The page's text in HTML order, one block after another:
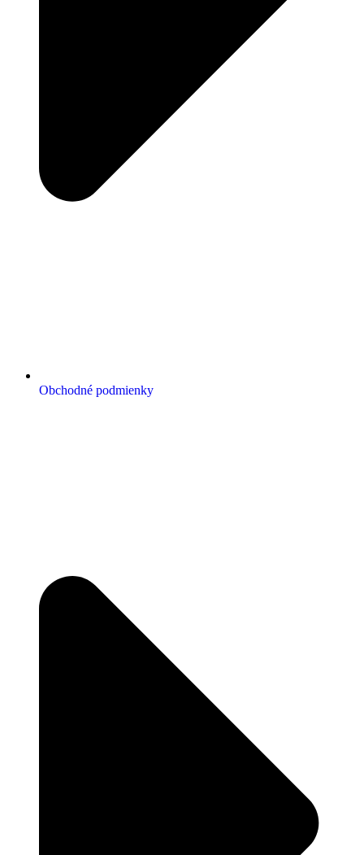
Obchodné podmienky